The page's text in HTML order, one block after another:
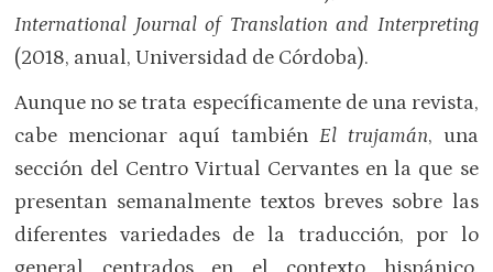
International Journal of Translation and Interpreting
(2018, anual, Universidad de Córdoba).
Aunque no se trata específicamente de una revista,
cabe mencionar aquí también El trujamán, una
sección del Centro Virtual Cervantes en la que se
presentan semanalmente textos breves sobre las
diferentes variedades de la traducción, por lo